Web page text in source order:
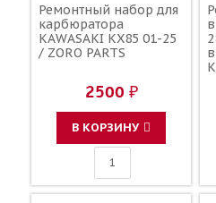
Ремонтный набор для
карбюратора
KAWASAKI KX85 01-25
/ ZORO PARTS
2500 ₽
В КОРЗИНУ